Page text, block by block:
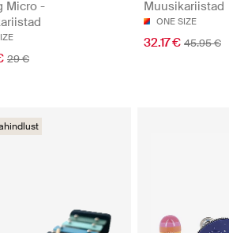
Micro -
29 €
Muusikariistad
ONE SIZE
32.17 € 45.95 €